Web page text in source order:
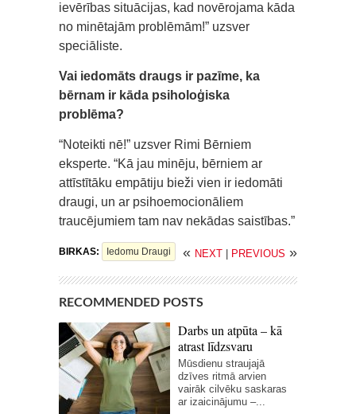
ievērības situācijas, kad novērojama kāda
no minētajām problēmām!” uzsver
speciāliste.
Vai iedomāts draugs ir pazīme, ka
bērnam ir kāda psiholoģiska
problēma?
“Noteikti nē!” uzsver Rimi Bērniem
eksperte. “Kā jau minēju, bērniem ar
attīstītāku empātiju bieži vien ir iedomāti
draugi, un ar psihoemocionāliem
traucējumiem tam nav nekādas saistības.”
BIRKAS: Iedomu Draugi « NEXT PREVIOUS »
RECOMMENDED POSTS
Darbs un atpūta – kā
atrast līdzsvaru
Mūsdienu straujajā
dzīves ritmā arvien
vairāk cilvēku saskaras
ar izaicinājumu –...